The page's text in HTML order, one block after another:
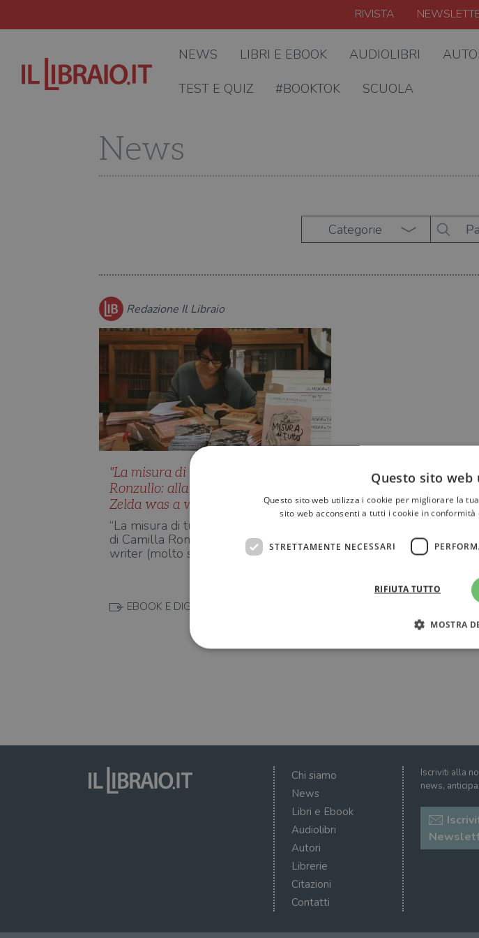
RIVISTA
NEWS LIBRI E EBOOK AUDIOLIBRI
TEST E QUIZ #BOOKTOK SCUOLA
News
Categorie
Redazione Il Libraio
"La misura di tutto” di Camilla
Ronzullo: alla scoperta del libro di
Zelda was a writer
“La misura di tutto”, il primo romanzo
di Camilla Ronzullo, aka Zelda was a
writer (molto seguit…
EBOOK E DIGITALE
Chi siamo
News
Libri e Ebook
Audiolibri
Autori
Librerie
Citazioni
Contatti
Iscriviti alla
news,
Questo sito web
Questo sito web utilizza i cookie per migliorare la
sito web acconsenti a tutti i cookie in
STRETTAMENTE NECESSARI
RIFIUTA TUTTO
MOSTRA
Dominio
wordpress_test_cookie
Inc.
Sessione
cookie
consentire
wordpress_sec_[hash] .illibraio.it Sessione
Usato per
wordpress_logged_in_[hash]
.illibraio.it Sessione
Usato per
CookieScriptConsent
1 mese
settimana
3 giorni